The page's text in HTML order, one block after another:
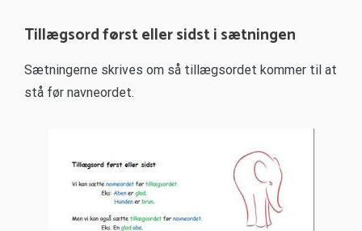
Tillægsord først eller sidst i sætningen
Sætningerne skrives om så tillægsordet kommer til at
stå før navneordet.